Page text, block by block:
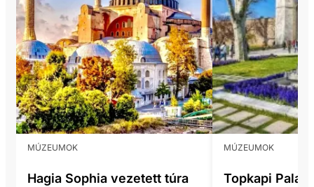
MÚZEUMOK
Hagia Sophia vezetett túra
MÚZEUMOK
Topkapi